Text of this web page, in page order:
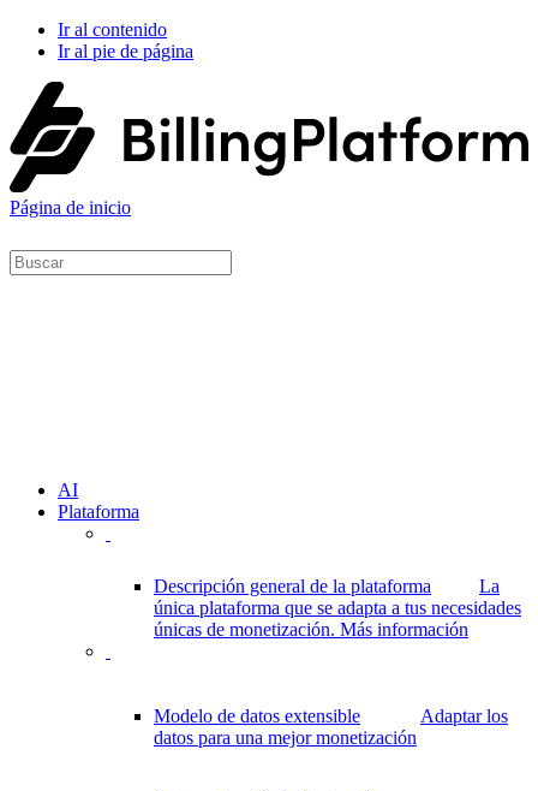
Ir al contenido
Ir al pie de página
Página de inicio
AI
Plataforma
Descripción general de la plataforma
La
única plataforma que se adapta a tus necesidades
únicas de monetización. Más información
Modelo de datos extensible
Adaptar los
datos para una mejor monetización